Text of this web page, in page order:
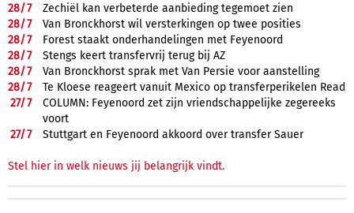
28/7
Zechiël kan verbeterde aanbieding tegemoet zien
28/7
Van Bronckhorst wil versterkingen op twee posities
28/7
Forest staakt onderhandelingen met Feyenoord
28/7
Stengs keert transfervrij terug bij AZ
28/7
Van Bronckhorst sprak met Van Persie voor aanstelling
28/7
Te Kloese reageert vanuit Mexico op transferperikelen Read
27/7
COLUMN: Feyenoord zet zijn vriendschappelijke zegereeks
voort
27/7 Stuttgart en Feyenoord akkoord over transfer Sauer
Stel hier in welk nieuws jij belangrijk vindt.